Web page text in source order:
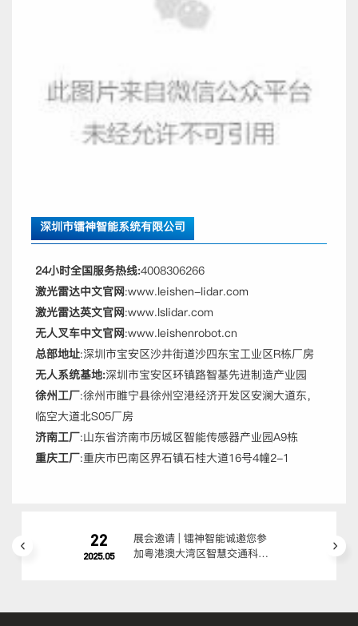
深圳市镭神智能系统有限公司
24小时全国服务热线:4008306266
激光雷达中文官网:www.leishen-lidar.com
激光雷达英文官网:www.lslidar.com
无人叉车中文官网:www.leishenrobot.cn
总部地址:深圳市宝安区沙井街道沙四东宝工业区R栋厂房
无人系统基地:深圳市宝安区环镇路智基先进制造产业园
徐州工厂:徐州市睢宁县徐州空港经济开发区安澜大道东，
临空大道北S05厂房
济南工厂:山东省济南市历城区智能传感器产业园A9栋
重庆工厂:重庆市巴南区界石镇石桂大道16号4幢2-1
22
2025.05
展会邀请 | 镭神智能诚邀您参
加粤港澳大湾区智慧交通科技